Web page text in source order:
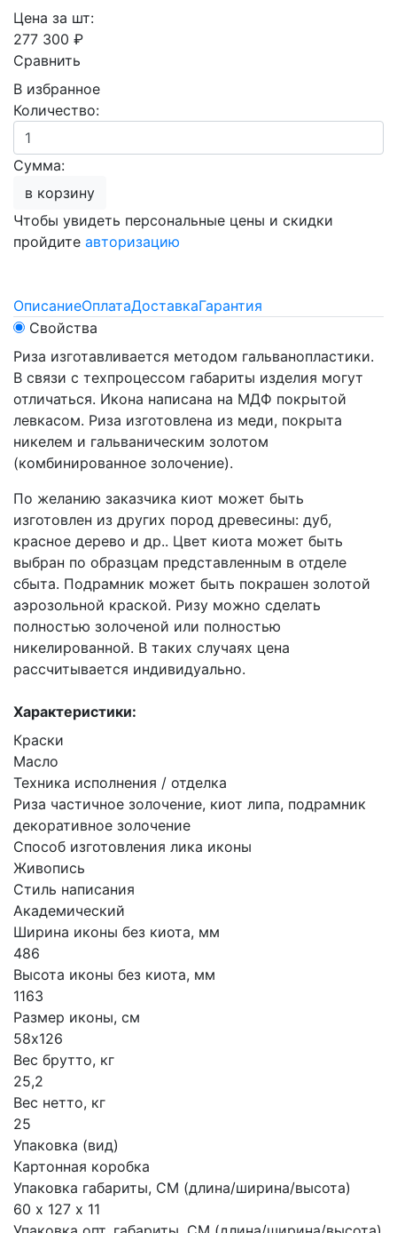
Цена за шт:
277 300 ₽
Сравнить
В избранное
Количество:
Сумма:
в корзину
Чтобы увидеть персональные цены и скидки
пройдите авторизацию
ОписаниеОплатаДоставкаГарантия
Свойства
Риза изготавливается методом гальванопластики.
В связи с техпроцессом габариты изделия могут
отличаться. Икона написана на МДФ покрытой
левкасом. Риза изготовлена из меди, покрыта
никелем и гальваническим золотом
(комбинированное золочение).
По желанию заказчика киот может быть
изготовлен из других пород древесины: дуб,
красное дерево и др.. Цвет киота может быть
выбран по образцам представленным в отделе
сбыта. Подрамник может быть покрашен золотой
аэрозольной краской. Ризу можно сделать
полностью золоченой или полностью
никелированной. В таких случаях цена
рассчитывается индивидуально.
Характеристики:
Краски
Масло
Техника исполнения / отделка
Риза частичное золочение, киот липа, подрамник
декоративное золочение
Способ изготовления лика иконы
Живопись
Стиль написания
Академический
Ширина иконы без киота, мм
486
Высота иконы без киота, мм
1163
Размер иконы, см
58х126
Вес брутто, кг
25,2
Вес нетто, кг
25
Упаковка (вид)
Картонная коробка
Упаковка габариты, СМ (длина/ширина/высота)
60 х 127 х 11